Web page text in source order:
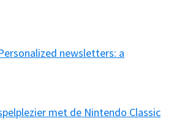
newsletters: a
met de Nintendo Classic